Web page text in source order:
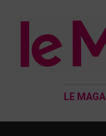
LE